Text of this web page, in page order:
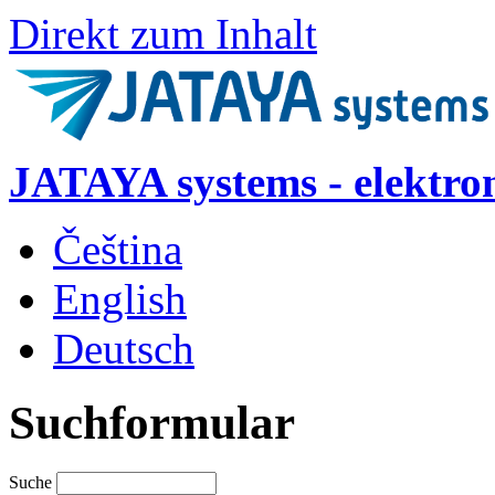
Direkt zum Inhalt
JATAYA systems -
Čeština
English
Deutsch
Suchformular
Suche